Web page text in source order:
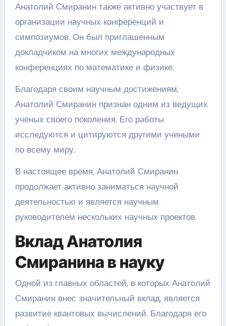
Анатолий Смиранин также активно участвует в
организации научных конференций и
симпозиумов. Он был приглашенным
докладчиком на многих международных
конференциях по математике и физике.
Благодаря своим научным достижениям,
Анатолий Смиранин признан одним из ведущих
ученых своего поколения. Его работы
исследуются и цитируются другими учеными
по всему миру.
В настоящее время, Анатолий Смиранин
продолжает активно заниматься научной
деятельностью и является научным
руководителем нескольких научных проектов.
Вклад Анатолия
Смиранина в науку
Одной из главных областей, в которых Анатолий
Смиранин внес значительный вклад, является
развитие квантовых вычислений. Благодаря его